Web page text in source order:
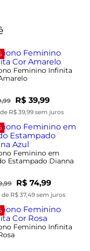
Feminino Infinita
R$ 39,99
R$ 39,99 sem juros
Feminino em
Estampado Dianna
R$ 74,99
R$ 37,49 sem juros
Feminino Infinita